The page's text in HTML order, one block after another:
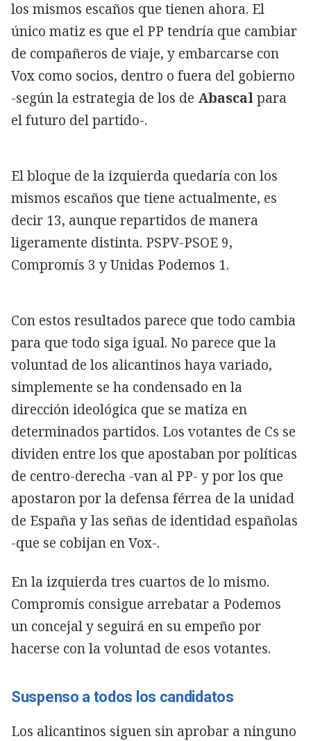
los mismos escaños que tienen ahora. El
único matiz es que el PP tendría que cambiar
de compañeros de viaje, y embarcarse con
Vox como socios, dentro o fuera del gobierno
-según la estrategia de los de Abascal para
el futuro del partido-.
El bloque de la izquierda quedaría con los
mismos escaños que tiene actualmente, es
decir 13, aunque repartidos de manera
ligeramente distinta. PSPV-PSOE 9,
Compromís 3 y Unidas Podemos 1.
Con estos resultados parece que todo cambia
para que todo siga igual. No parece que la
voluntad de los alicantinos haya variado,
simplemente se ha condensado en la
dirección ideológica que se matiza en
determinados partidos. Los votantes de Cs se
dividen entre los que apostaban por políticas
de centro-derecha -van al PP- y por los que
apostaron por la defensa férrea de la unidad
de España y las señas de identidad españolas
-que se cobijan en Vox-.
En la izquierda tres cuartos de lo mismo.
Compromís consigue arrebatar a Podemos
un concejal y seguirá en su empeño por
hacerse con la voluntad de esos votantes.
Suspenso a todos los candidatos
Los alicantinos siguen sin aprobar a ninguno